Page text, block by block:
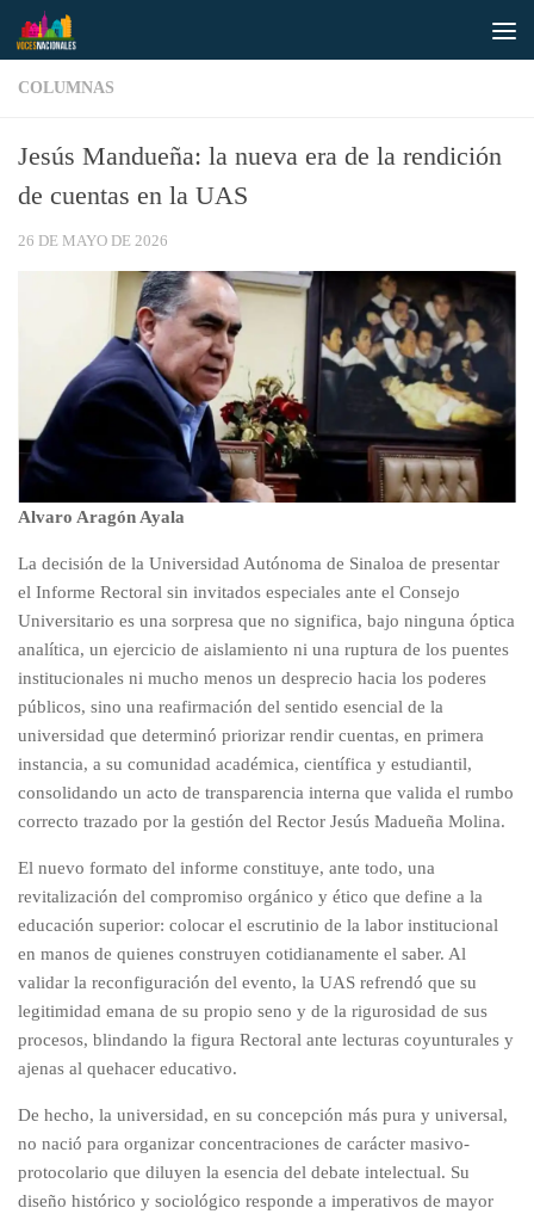
Saltar al contenido
COLUMNAS
Jesús Mandueña: la nueva era de la rendición
de cuentas en la UAS
26 DE MAYO DE 2026
Alvaro Aragón Ayala
La decisión de la Universidad Autónoma de Sinaloa de presentar
el Informe Rectoral sin invitados especiales ante el Consejo
Universitario es una sorpresa que no significa, bajo ninguna óptica
analítica, un ejercicio de aislamiento ni una ruptura de los puentes
institucionales ni mucho menos un desprecio hacia los poderes
públicos, sino una reafirmación del sentido esencial de la
universidad que determinó priorizar rendir cuentas, en primera
instancia, a su comunidad académica, científica y estudiantil,
consolidando un acto de transparencia interna que valida el rumbo
correcto trazado por la gestión del Rector Jesús Madueña Molina.
El nuevo formato del informe constituye, ante todo, una
revitalización del compromiso orgánico y ético que define a la
educación superior: colocar el escrutinio de la labor institucional
en manos de quienes construyen cotidianamente el saber. Al
validar la reconfiguración del evento, la UAS refrendó que su
legitimidad emana de su propio seno y de la rigurosidad de sus
procesos, blindando la figura Rectoral ante lecturas coyunturales y
ajenas al quehacer educativo.
De hecho, la universidad, en su concepción más pura y universal,
no nació para organizar concentraciones de carácter masivo-
protocolario que diluyen la esencia del debate intelectual. Su
diseño histórico y sociológico responde a imperativos de mayor